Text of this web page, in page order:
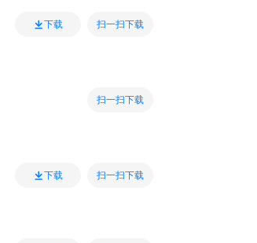
下载 扫一扫下载
扫一扫下载
下载 扫一扫下载